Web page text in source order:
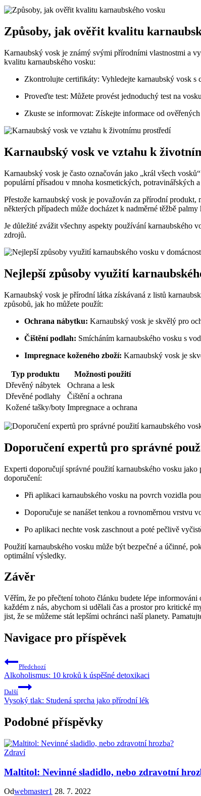
Způsoby, jak ověřit kvalitu
Karnaubský vosk je známý svými přírodními vlastnostmi a
kvalitu karnaubského vosku:
Zkontrolujte certifikáty: Vyhledejte karnaubský vosk s
Proveďte test: Můžete provést jednoduchý test na
Zkuste se informovat: Získejte informace od
Karnaubský vosk ve vztahu k
Karnaubský vosk je často označován jako „král všech
populární přísadou v mnoha kosmetických, potravinářských
Přestože karnaubský vosk je považován za přírodní
některých případech může docházet k nadměrné těžbě
Je důležité zvážit všechny aspekty používání karnaubského
zdrojů.
Nejlepší způsoby využití
Karnaubský vosk je přírodní látka získávaná z listů
způsobů, jak ho můžete použít:
Ochrana nábytku: Karnaubský vosk je skvělý pro
Čištění podlah: Smícháním karnaubského vosku s
Impregnace koženého zboží: Karnaubský vosk je
Typ produktu
Možnosti použití
Dřevěný nábytek
Ochrana a lesk
Dřevěné podlahy
Čištění a ochrana
Kožené tašky/boty Impregnace a ochrana
Doporučení expertů pro správné
Experti doporučují správné použití karnaubského vosku
doporučení:
Při aplikaci karnaubského vosku na povrch vozidla
Doporučuje se nanášet tenkou a rovnoměrnou vrstvu
Po aplikaci nechte vosk zaschnout a poté pečlivě
Použití karnaubského vosku může být bezpečné a účinné,
optimální výsledky.
Závěr
Věřím, že po přečtení tohoto článku budete lépe
každém z nás, abychom si udělali čas a prostor pro kritické
jist, že se můžeme stát lepšími ochránci naší planety.
Navigace pro příspěvek
Předchozí
Alkoholismus: 10 kroků k úspěšné detoxikaci
Další
Vysoký tlak: Studená sprcha jako přírodní lék
Podobné příspěvky
Zdraví
Maltitol: Nevinné sladidlo, nebo zdravotní
Odwebmaster1 28. 7. 2022